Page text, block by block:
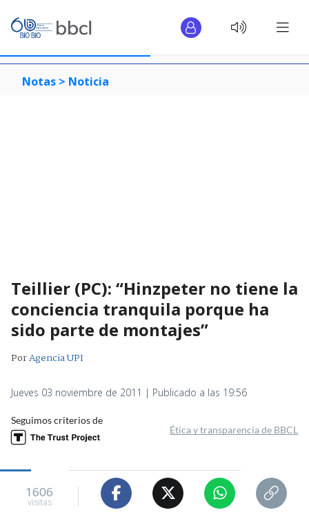
Notas > Noticia
Teillier (PC): “Hinzpeter no tiene la
conciencia tranquila porque ha
sido parte de montajes”
PorAgencia UPI
Jueves 03 noviembre de 2011 | Publicado a las 19:56
Seguimos criterios de
Ética y transparencia de BBCL
1606
visitas